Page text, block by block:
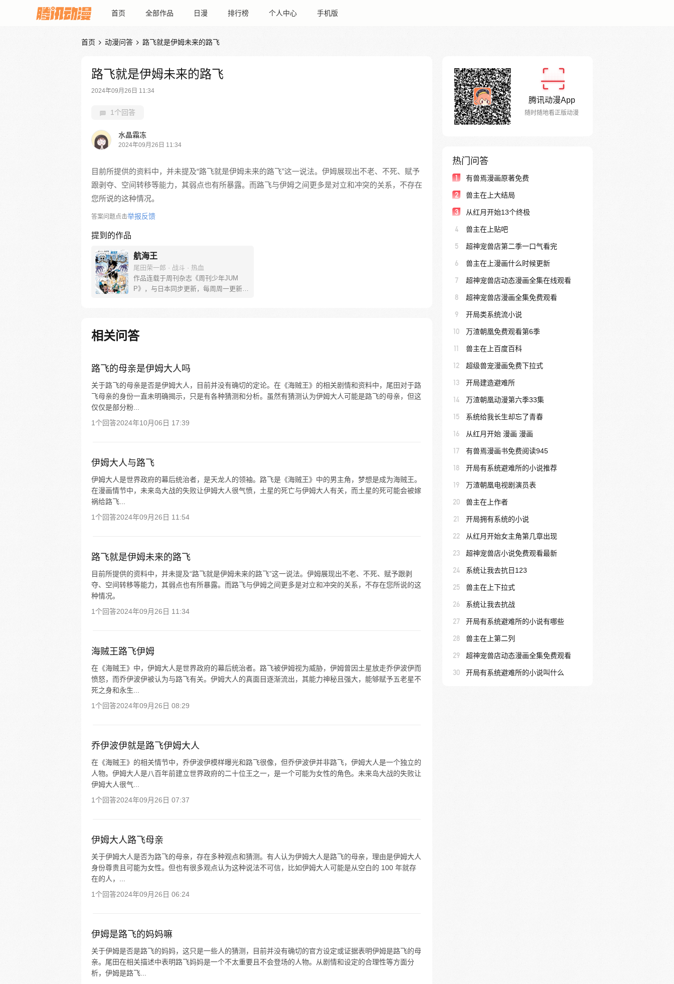
首页 全部作品 日漫 排行榜 个人中心 手机版
首页  动漫问答  路飞就是伊姆未来的路飞
路飞就是伊姆未来的路飞
2024年09月26日 11:34
1个回答
水晶霜冻
2024年09月26日 11:34
目前所提供的资料中，并未提及“路飞就是伊姆未来的路飞”这一说法。伊姆展现出不老、不死、赋予
跟剥夺、空间转移等能力，其弱点也有所暴露。而路飞与伊姆之间更多是对立和冲突的关系，不存在
您所说的这种情况。
答案问题点击举报反馈
提到的作品
航海王
尾田荣一郎 · 战斗 · 热血
作品连载于周刊杂志《周刊少年JUM
P》，与日本同步更新，每周周一更新。
子无法游泳的代价。十年后，路飞为实
现与因救他而断臂的杰克斯的约定而出
的冒险旅程！
相关问答
路飞的母亲是伊姆大人吗
关于路飞的母亲是否是伊姆大人，目前并没有确切的定论。在《海贼王》的相关剧情和资料中，尾田对于路
飞母亲的身份一直未明确揭示，只是有各种猜测和分析。虽然有猜测认为伊姆大人可能是路飞的母亲，但这
仅仅是部分粉...
1个回答2024年10月06日 17:39
伊姆大人与路飞
伊姆大人是世界政府的幕后统治者，是天龙人的领袖。路飞是《海贼王》中的男主角，梦想是成为海贼王。
在漫画情节中，未来岛大战的失败让伊姆大人很气愤，土星的死亡与伊姆大人有关，而土星的死可能会被嫁
祸给路飞...
1个回答2024年09月26日 11:54
路飞就是伊姆未来的路飞
目前所提供的资料中，并未提及“路飞就是伊姆未来的路飞”这一说法。伊姆展现出不老、不死、赋予跟剥
夺、空间转移等能力，其弱点也有所暴露。而路飞与伊姆之间更多是对立和冲突的关系，不存在您所说的这
种情况。
1个回答2024年09月26日 11:34
海贼王路飞伊姆
在《海贼王》中，伊姆大人是世界政府的幕后统治者。路飞被伊姆视为威胁，伊姆曾因土星放走乔伊波伊而
愤怒，而乔伊波伊被认为与路飞有关。伊姆大人的真面目逐渐流出，其能力神秘且强大，能够赋予五老星不
死之身和永生...
1个回答2024年09月26日 08:29
乔伊波伊就是路飞伊姆大人
在《海贼王》的相关情节中，乔伊波伊模样曝光和路飞很像，但乔伊波伊并非路飞，伊姆大人是一个独立的
人物。伊姆大人是八百年前建立世界政府的二十位王之一，是一个可能为女性的角色。未来岛大战的失败让
伊姆大人很气...
1个回答2024年09月26日 07:37
伊姆大人路飞母亲
关于伊姆大人是否为路飞的母亲，存在多种观点和猜测。有人认为伊姆大人是路飞的母亲，理由是伊姆大人
身份尊贵且可能为女性。但也有很多观点认为这种说法不可信，比如伊姆大人可能是从空白的 100 年就存
在的人，...
1个回答2024年09月26日 06:24
伊姆是路飞的妈妈嘛
关于伊姆是否是路飞的妈妈，这只是一些人的猜测，目前并没有确切的官方设定或证据表明伊姆是路飞的母
亲。尾田在相关描述中表明路飞妈妈是一个不太重要且不会登场的人物。从剧情和设定的合理性等方面分
析，伊姆是路飞...
腾讯动漫App
随时随地看正版动漫
热门问答
1 有兽焉漫画原著免费
2 兽主在上大结局
3 从红月开始13个终极
4 兽主在上贴吧
5 超神宠兽店第二季一口气看完
6 兽主在上漫画什么时候更新
7 超神宠兽店动态漫画全集在线观看
8 超神宠兽店漫画全集免费观看
9 开局类系统流小说
10 万渣朝凰免费观看第6季
11 兽主在上百度百科
12 超级兽宠漫画免费下拉式
13 开局建造避难所
14 万渣朝凰动漫第六季33集
15 系统给我长生却忘了青春
16 从红月开始 漫画 漫画
17 有兽焉漫画书免费阅读945
18 开局有系统避难所的小说推荐
19 万渣朝凰电视剧演员表
20 兽主在上作者
21 开局拥有系统的小说
22 从红月开始女主角第几章出现
23 超神宠兽店小说免费观看最新
24 系统让我去抗日123
25 兽主在上下拉式
26 系统让我去抗战
27 开局有系统避难所的小说有哪些
28 兽主在上第二列
29 超神宠兽店动态漫画全集免费观看
30 开局有系统避难所的小说叫什么